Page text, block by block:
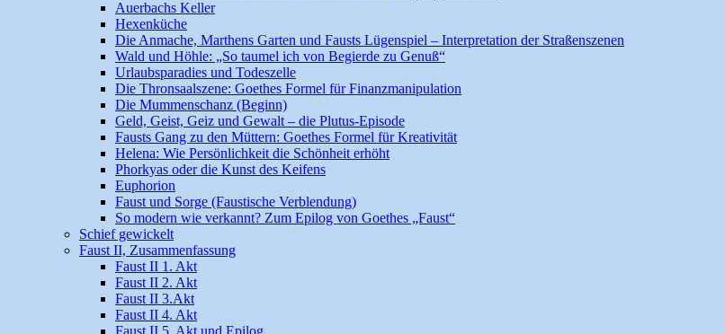
Auerbachs Keller
Hexenküche
Die Anmache, Marthens Garten und Fausts Lügenspiel – Interpretation der Straßenszenen
Wald und Höhle: „So taumel ich von Begierde zu Genuß“
Urlaubsparadies und Todeszelle
Die Thronsaalszene: Goethes Formel für Finanzmanipulation
Die Mummenschanz (Beginn)
Geld, Geist, Geiz und Gewalt – die Plutus-Episode
Fausts Gang zu den Müttern: Goethes Formel für Kreativität
Helena: Wie Persönlichkeit die Schönheit erhöht
Phorkyas oder die Kunst des Keifens
Euphorion
Faust und Sorge (Faustische Verblendung)
So modern wie verkannt? Zum Epilog von Goethes „Faust“
Schief gewickelt
Faust II, Zusammenfassung
Faust II 1. Akt
Faust II 2. Akt
Faust II 3.Akt
Faust II 4. Akt
Faust II 5. Akt und Epilog